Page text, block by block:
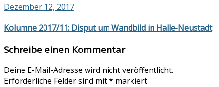
Dezember 12, 2017
Kolumne 2017/11: Disput um Wandbild in Halle-Neustadt
Schreibe einen Kommentar
Deine E-Mail-Adresse wird nicht veröffentlicht.
Erforderliche Felder sind mit* markiert